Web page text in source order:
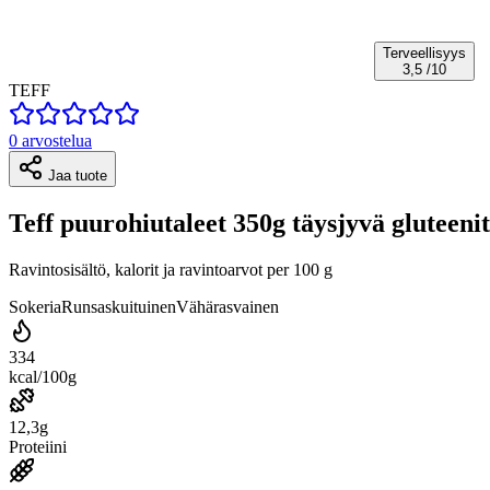
Terveellisyys
3,5 /10
TEFF
0 arvostelua
Jaa tuote
Teff puurohiutaleet 350g täysjyvä
Ravintosisältö, kalorit ja ravintoarvot per 100 g
SokeriaRunsaskuituinenVähärasvainen
334
kcal/100g
12,3g
Proteiini